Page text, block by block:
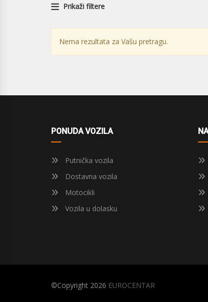
Prikaži filtere
Nema rezultata za Vašu pretragu.
PONUDA VOZILA
Putnička vozila
Dostavna vozila
Motocikli
Vozila u dolasku
©Copyright 2026 EUROCENTAR